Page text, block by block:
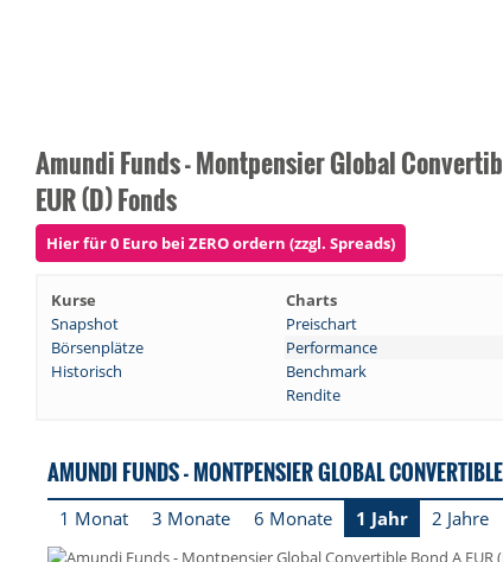
Amundi Funds - Montpensier Global
EUR (D) Fonds
Hier für 0 Euro bei ZERO ordern (zzgl. Spreads)
Kurse Charts
Snapshot
Preischart
Börsenplätze
Performance
Historisch
Benchmark
Rendite
AMUNDI FUNDS - MONTPENSIER GLOBAL
1 Monat 3 Monate 6 Monate 1 Jahr 2 Jahre